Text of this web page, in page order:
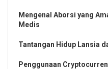
Mengenal Aborsi yang
Medis
Tantangan Hidup Lansia
Penggunaan